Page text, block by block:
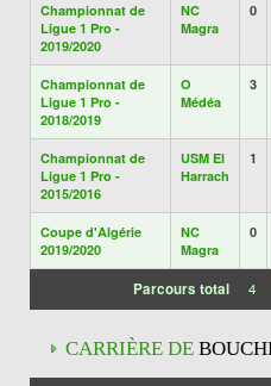
Championnat de
Ligue 1 Pro -
2019/2020
NC
Magra
0
Championnat de
Ligue 1 Pro -
2018/2019
O
Médéa
3
Championnat de
Ligue 1 Pro -
2015/2016
USM El
Harrach
1
Coupe d'Algérie
2019/2020
NC
Magra
0
Parcours total 4
CARRIÈRE DE